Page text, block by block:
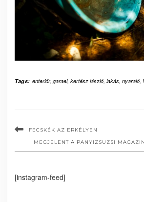
Tags: enteriőr, garael, kertész lászló, lakás, nyaraló,
FECSKÉK AZ ERKÉLYEN
MEGJELENT A PANYIZSUZSI
[instagram-feed]